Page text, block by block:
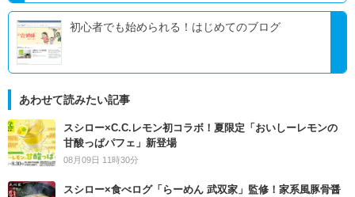
初心者でも始められる！はじめてのブログ
あわせて読みたい記事
スシロー×C.C.レモン初コラボ！夏限定「おいしーレモンの
甘酸っぱパフェ」新登場
08月09日 11時30分
スシロー×食べログ「らーめん 武双家」監修！家系風豚骨醤